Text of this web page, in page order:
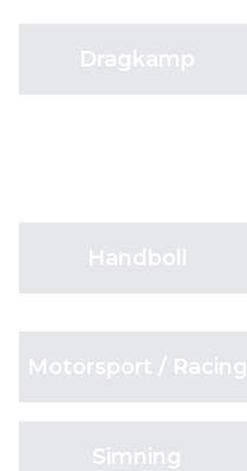
Dragkamp
Handboll
Motorsport / Racing
Simning